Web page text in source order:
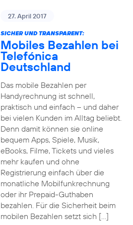
27. April 2017
SICHER UND TRANSPARENT:
Mobiles Bezahlen bei
Telefónica
Deutschland
Das mobile Bezahlen per
Handyrechnung ist schnell,
praktisch und einfach – und daher
bei vielen Kunden im Alltag beliebt.
Denn damit können sie online
bequem Apps, Spiele, Musik,
eBooks, Filme, Tickets und vieles
mehr kaufen und ohne
Registrierung einfach über die
monatliche Mobilfunkrechnung
oder ihr Prepaid-Guthaben
bezahlen. Für die Sicherheit beim
mobilen Bezahlen setzt sich […]